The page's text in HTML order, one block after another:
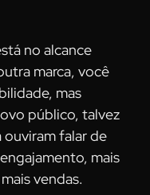
no alcance
marca, você
mas
público, talvez
ouviram falar de
mais
vendas.